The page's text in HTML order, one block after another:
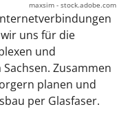
maxsim - stock.adobe.com
uns für die
und
Zusammen
planen und
per Glasfaser.